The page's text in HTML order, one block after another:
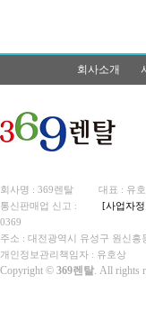
회사소개
회사명 : 369렌탈 대표 : 유
통신판매업 신고 :
[사업자
0369
주소 : 대전광역시 유성구 원신흥
개인정보관리책임자 : 유호상
Copyright © 369렌탈. All rights